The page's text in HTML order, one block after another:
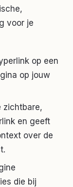
voor je
op een
op jouw
zichtbare,
en geeft
over de
die bij